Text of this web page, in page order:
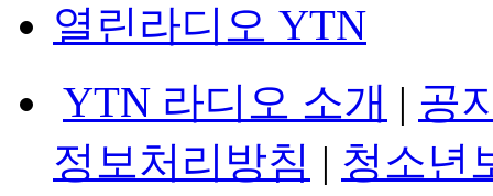
열린라디오 YTN
YTN 라디오 소개 | 공
정보처리방침 | 청소년